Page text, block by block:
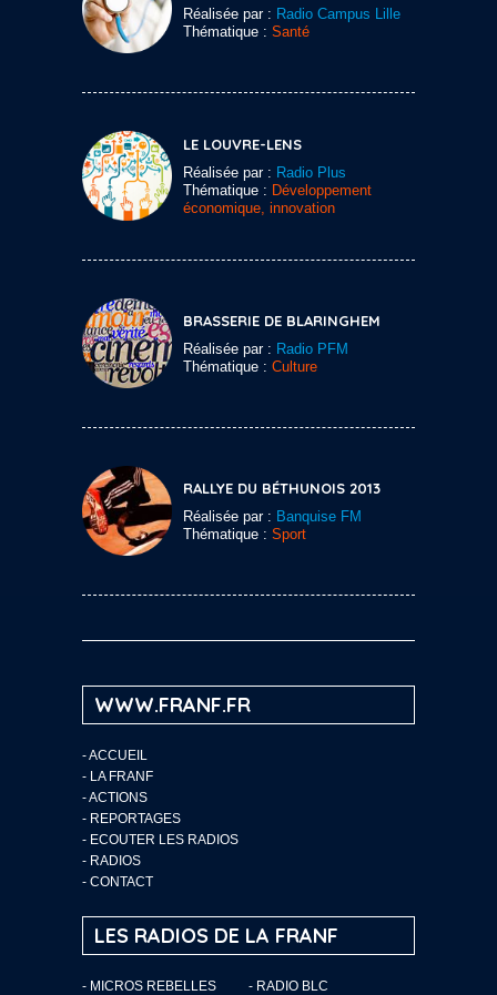
Réalisée par : Radio Campus Lille
Thématique : Santé
LE LOUVRE-LENS
Réalisée par : Radio Plus
Thématique : Développement
économique, innovation
BRASSERIE DE BLARINGHEM
Réalisée par : Radio PFM
Thématique : Culture
RALLYE DU BÉTHUNOIS 2013
Réalisée par : Banquise FM
Thématique : Sport
WWW.FRANF.FR
-ACCUEIL
- LA FRANF
-ACTIONS
- REPORTAGES
- ECOUTER LES RADIOS
- RADIOS
- CONTACT
LES RADIOS DE LA FRANF
- MICROS REBELLES
- RADIO BLC